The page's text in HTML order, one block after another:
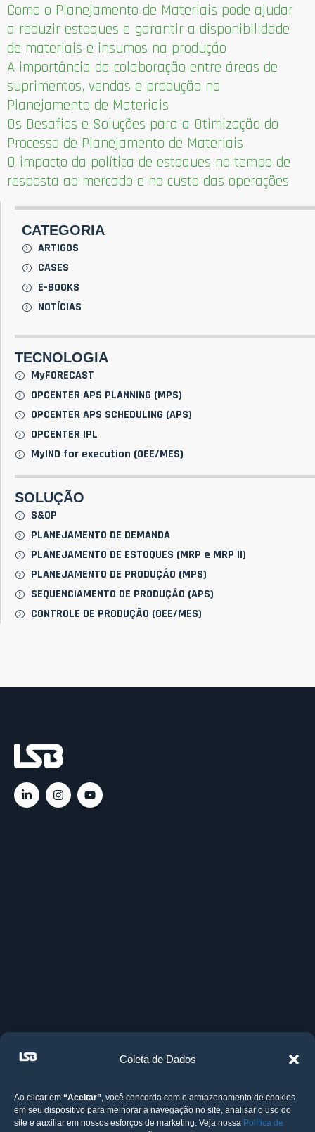
Coleta de Dados
Ao clicar em “Aceitar” , você concorda com o armazenamento de cookies
em seu dispositivo para melhorar a navegação no site, analisar o uso do
site e auxiliar em nossos esforços de marketing. Veja nossa Política de
Como o Planejamento de Materiais pode ajudar
a reduzir estoques e garantir a disponibilidade
de materiais e insumos na produção
A importância da colaboração entre áreas de
suprimentos, vendas e produção no
Planejamento de Materiais
Os Desafios e Soluções para a Otimização do
Processo de Planejamento de Materiais
O impacto da política de estoques no tempo de
resposta ao mercado e no custo das operações
CATEGORIA
ARTIGOS
CASES
E-BOOKS
NOTÍCIAS
TECNOLOGIA
MyFORECAST
OPCENTER APS PLANNING (MPS)
OPCENTER APS SCHEDULING (APS)
OPCENTER IPL
MyIND for execution (OEE/MES)
SOLUÇÃO
S&OP
PLANEJAMENTO DE DEMANDA
PLANEJAMENTO DE ESTOQUES (MRP e MRP II)
PLANEJAMENTO DE PRODUÇÃO (MPS)
SEQUENCIAMENTO DE PRODUÇÃO (APS)
CONTROLE DE PRODUÇÃO (OEE/MES)